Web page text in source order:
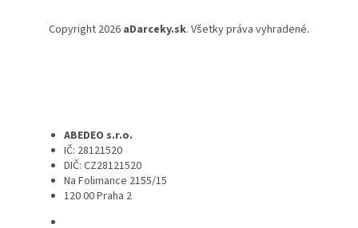
Copyright 2026 aDarceky.sk. Všetky práva vyhradené.
ABEDEO s.r.o.
IČ: 28121520
DIČ: CZ28121520
Na Folimance 2155/15
120 00 Praha 2